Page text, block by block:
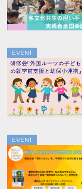
EVENT
EVENT